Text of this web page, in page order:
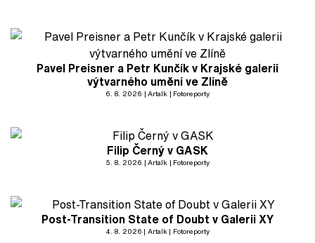
Pavel Preisner a Petr Kunčík v Krajské galerii
výtvarného umění ve Zlíně
6. 8. 2026 Artalk Fotoreporty
Filip Černý v GASK
5. 8. 2026 Artalk Fotoreporty
Post-Transition State of Doubt v Galerii XY
4. 8. 2026 Artalk Fotoreporty